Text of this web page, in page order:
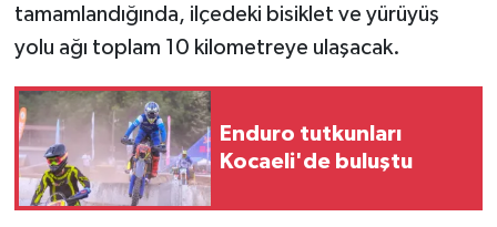
tamamlandığında, ilçedeki bisiklet ve yürüyüş
yolu ağı toplam 10 kilometreye ulaşacak.
Enduro tutkunları
Kocaeli'de buluştu